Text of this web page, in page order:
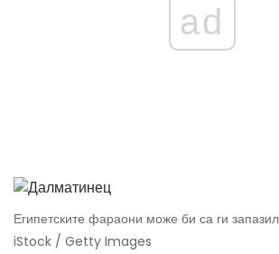
ad
Египетските фараони може би са ги
iStock / Getty Images